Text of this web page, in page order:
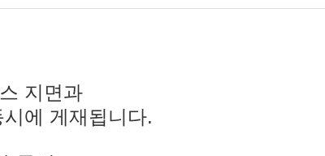
지면과
에 게재됩니다.